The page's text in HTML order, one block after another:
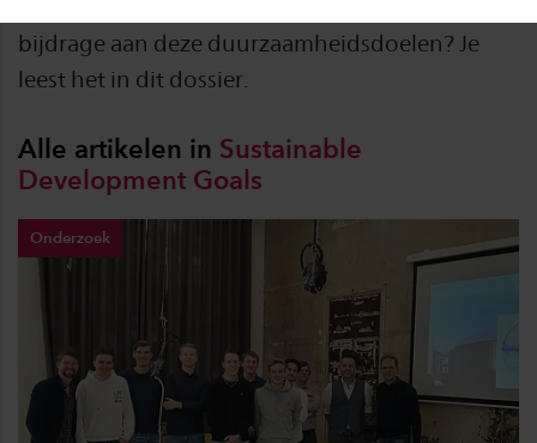
bijdrage aan deze duurzaamheidsdoelen? Je
leest het in dit dossier.
Alle artikelen in Sustainable
Development Goals
Onderzoek